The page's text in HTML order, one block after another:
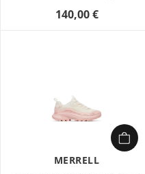
140,00 €
MERRELL